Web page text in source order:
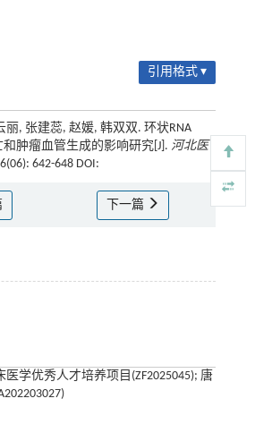
引用格式 ▾
, 张建蕊, 赵媛, 韩双双. 环状RNA
肿瘤血管生成的影响研究[J]. 河北医
642-648 DOI:
下一篇
学优秀人才培养项目(ZF2025045); 唐